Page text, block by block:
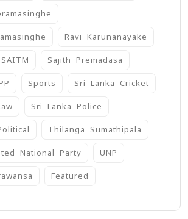
Ravi Karunanayake
SAITM Sajith Premadasa
Sports Sri Lanka Cricket
Sri Lanka Police
Thilanga Sumathipala
National Party UNP
‍Featured